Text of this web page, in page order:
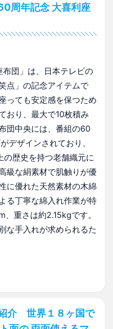
周年記念 大喜利座
布団」は、日本テレビの
点」の記念アイテムで
っても安定感を保つため
おり、最大で10枚積み
団中央には、番組の60
デザインされており、
歴史を持つ老舗織元に
級な絹素材で肌触りが優
に優れた天然素材の木綿
る丁寧な綿入れ作業が特
重さは約2.15kgです。
な手入れが求められるた
介 世界１８ヶ国で